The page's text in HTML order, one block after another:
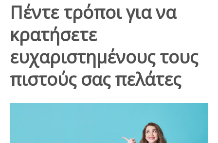
Πέντε τρόποι για να
κρατήσετε
ευχαριστημένους τους
πιστούς σας πελάτες